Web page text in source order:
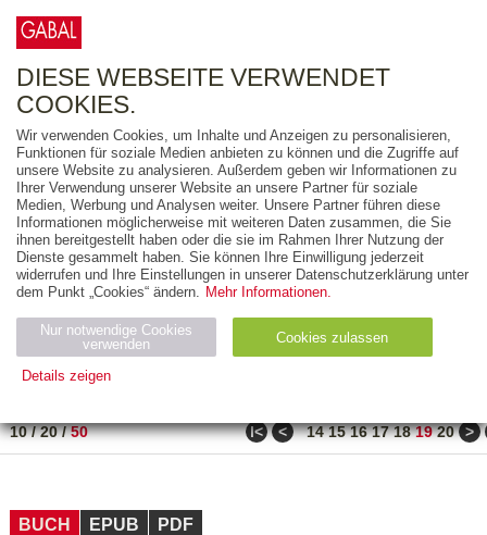
FREITEXT
AUSGABEART
AUS DER REIHE
ZUM THEMA
Neuerscheinung
Bestseller
PREIS
10/20/50 ǀ< < 14 15 16 17 18 19 20 >
BUCH EPUB PDF
DIESE WEBSEITE VERWENDET
COOKIES.
Wir verwenden Cookies, um Inhalte und Anzeigen zu personalisieren,
Funktionen für soziale Medien anbieten zu können und die Zugriffe auf
unsere Website zu analysieren. Außerdem geben wir Informationen zu
Ihrer Verwendung unserer Website an unsere Partner für soziale
Medien, Werbung und Analysen weiter. Unsere Partner führen diese
Informationen möglicherweise mit weiteren Daten zusammen, die Sie
ihnen bereitgestellt haben oder die sie im Rahmen Ihrer Nutzung der
Dienste gesammelt haben. Sie können Ihre Einwilligung jederzeit
widerrufen und Ihre Einstellungen in unserer Datenschutzerklärung unter
dem Punkt „Cookies“ ändern. Mehr Informationen.
Nur notwendige Cookies
verwenden
Cookies zulassen
Details zeigen
Name Zweck
ESSION
_ID
verlag.
de
Session verwendet